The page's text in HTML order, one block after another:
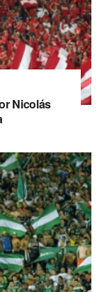
Nicolás